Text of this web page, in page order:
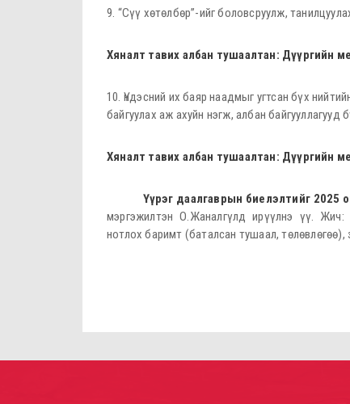
9. “Сүү хөтөлбөр”-ийг боловсруулж,
Хяналт тавих албан тушаалтан: Дүүргийн
10. Үндэсний их баяр наадмыг угтсан бүх
байгуулах аж ахуйн нэгж, албан байгууллагууд
Хяналт тавих албан тушаалтан: Дүүргийн
Үүрэг даалгаврын биелэлтийг 2025
мэргэжилтэн О.Жаналгүлд ирүүлнэ үү. Жич:
нотлох баримт (баталсан тушаал, төлөвлөгөө),